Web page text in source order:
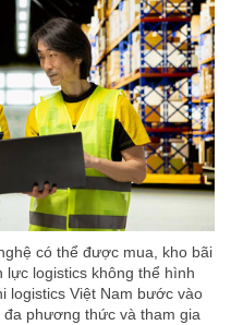
có thể được mua, kho bãi
logistics không thể hình
logistics Việt Nam bước vào
phương thức và tham gia